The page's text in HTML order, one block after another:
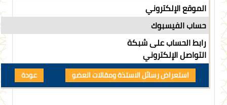
الموقع الإلكتروني
حساب الفيسبوك
رابط الحساب على شبكة
التواصل الإلكتروني